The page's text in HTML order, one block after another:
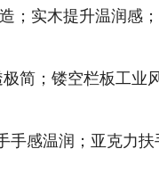
实木提升温润感
简；镂空栏板工业
感温润；亚克力